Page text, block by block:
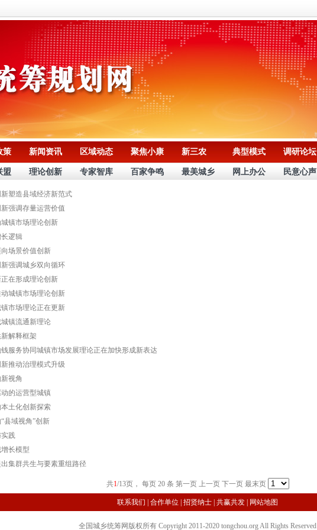
策 新闻资讯 区域动态 聚焦小康 新三农 典型模式 调研论坛
盟 理论创新 专家智库 百家争鸣 最美城乡 网上办公 民意心声
塑造县域经济新范式
强调存量运营价值
镇市场理论创新
逻辑
场景价值创新
强调城乡双向循环
在形成理论创新
城镇市场理论创新
市场理论正在更新
镇流通新理论
解释框架
服务协同城镇市场发展理论正在加快形成新表达
推动治理模式升级
视角
的运营型城镇
土化创新探索
县域视角”创新
践
长模型
集群共生与要素重组路径
共1/13页， 每页 20 条 第一页 上一页 下一页 最末页
联系我们 合作单位 招贤纳士 共赢共发 网站地图
全国城乡统筹网版权所有 Copyright 2011-2020 tongchou.org All Rights Reserved